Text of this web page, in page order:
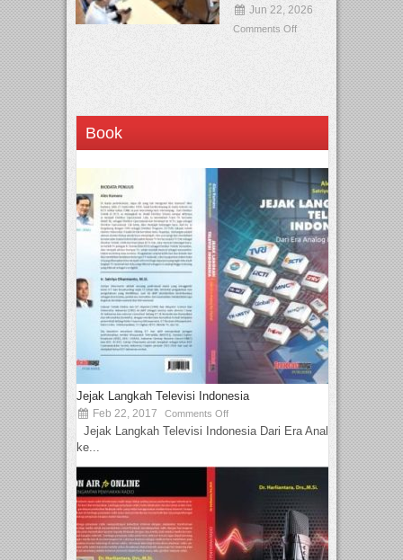
Jun 22, 2026
Comments Off
Book
Jejak Langkah Televisi Indonesia
Feb 22, 2017 Comments Off
Jejak Langkah Televisi Indonesia Dari Era Analog
ke...